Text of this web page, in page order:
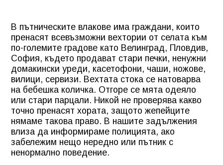
В пътническите влакове има граждани, които
пренасят всевъзможни вехтории от селата към
по-големите градове като Велинград, Пловдив,
София, където продават стари печки, ненужни
домакински уреди, касетофони, чаши, ножове,
вилици, сервизи. Вехтата стока се натоварва
на бебешка количка. Отгоре се мята одеяло
или стари парцали. Никой не проверява какво
точно пренасят хората, защото жепейците
нямаме такова право. В нашите задължения
влиза да информираме полицията, ако
забележим нещо нередно или пътник с
ненормално поведение.